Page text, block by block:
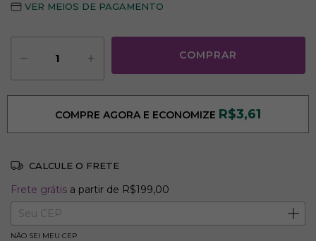
VER MEIOS DE PAGAMENTO
COMPRE AGORA E ECONOMIZE R$3,61
CALCULE O FRETE
Frete grátis R$199,00
Entregas para o CEP: ALTERAR CEP
Frete grátis a partir de R$199,00
NÃO SEI MEU CEP